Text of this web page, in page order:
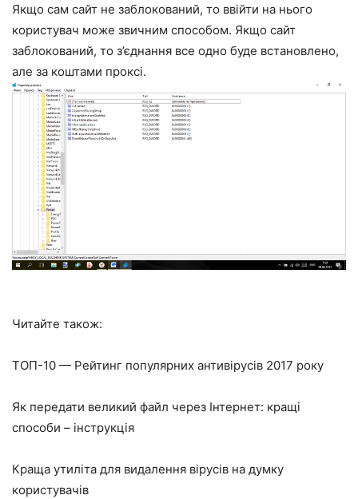
Якщо сам сайт не заблокований, то ввійти на нього
користувач може звичним способом. Якщо сайт
заблокований, то з’єднання все одно буде встановлено,
але за коштами проксі.
Читайте також:
ТОП-10 — Рейтинг популярних антивірусів 2017 року
Як передати великий файл через Інтернет: кращі
способи – інструкція
Краща утиліта для видалення вірусів на думку
користувачів